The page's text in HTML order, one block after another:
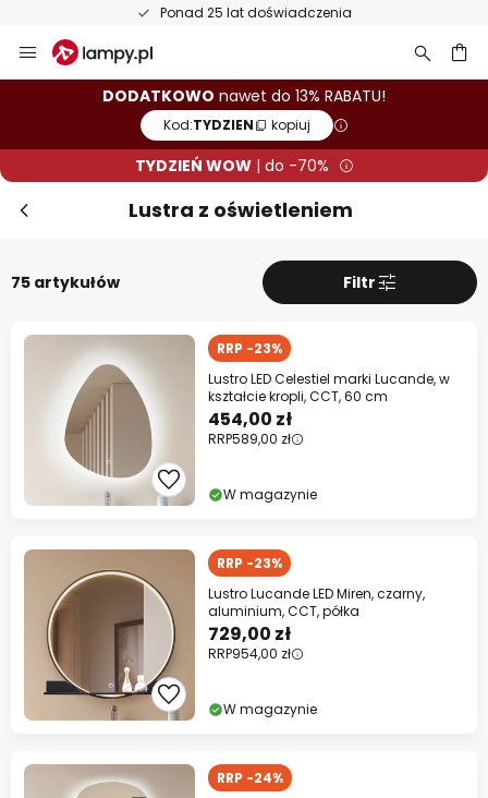
50-dniowy termin zwrotu towaru
Przejdź
do
DODATKOWO nawet do 13% RABATU!
Kod:TYDZIEN kopiuj
TYDZIEŃ WOW| do -70%
Lustra z oświetleniem
75 artykułów Filtr
RRP -23%
Lustro LED Celestiel marki Lucande, w
kształcie kropli, CCT, 60 cm
454,00 zł
RRP589,00 zł
W magazynie
RRP -23%
Lustro Lucande LED Miren, czarny,
aluminium, CCT, półka
729,00 zł
RRP954,00 zł
W magazynie
RRP -24%
TYDZIEŃ WOW! Dodatkowo do 13%
rabatu!
od 399 zł
od 699 zł
prawie na wszystko*
TYDZIEN kopiuj
Kup teraz
* producenci wykluczeni z promocji